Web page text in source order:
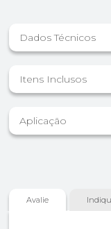
Dados Técnicos
Itens Inclusos
Aplicação
Avalie